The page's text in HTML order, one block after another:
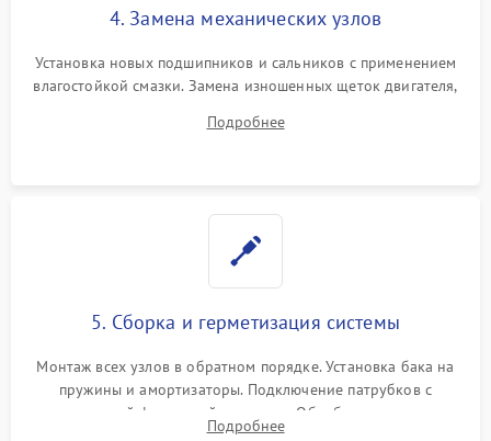
4. Замена механических узлов
Установка новых подшипников и сальников с применением
влагостойкой смазки. Замена изношенных щеток двигателя,
или поврежденной резиновой манжеты.
Подробнее
5. Сборка и герметизация системы
Монтаж всех узлов в обратном порядке. Установка бака на
пружины и амортизаторы. Подключение патрубков с
надежной фиксацией хомутами. Обработка стыков
герметиком для предотвращения возможных протечек воды.
Подробнее